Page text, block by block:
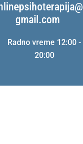
gmail.com
Radno vreme 12:00 -
20:00